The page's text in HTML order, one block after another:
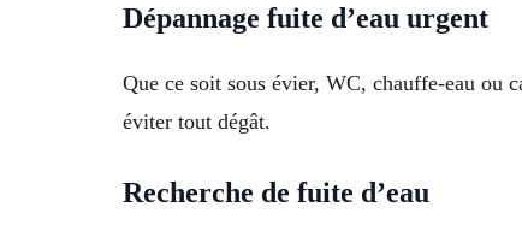
Dépannage fuite d’eau urgent
Que ce soit sous évier, WC, chauffe-eau ou
éviter tout dégât.
Recherche de fuite d’eau